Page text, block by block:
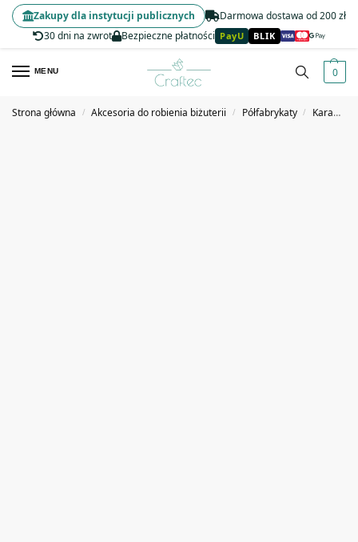
Darmowa dostawa od 200 zł
30 dni na zwrot
Bezpieczne płatności PayU BLIK
Zakupy dla instytucji publicznych
MENU 0
Strona główna / Akcesoria do robienia biżuterii / Półfabrykaty / Karabińczyki, kółka i zapięcia do breloków